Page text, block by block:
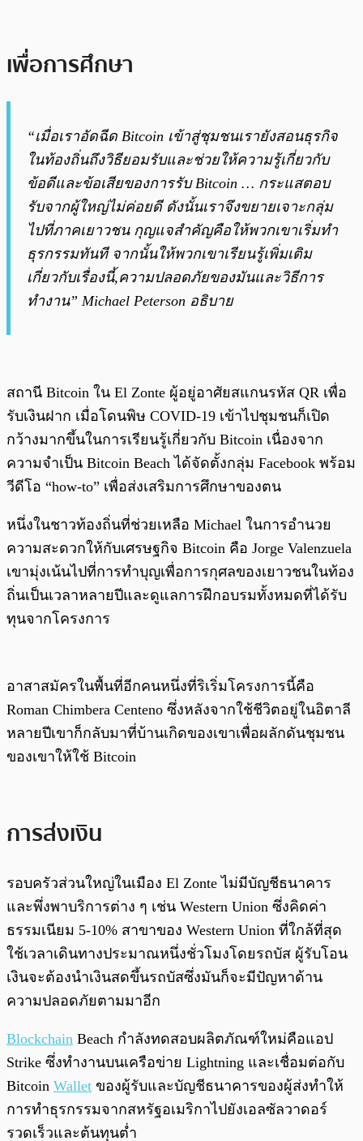
เพื่อการศึกษา
“เมื่อเราอัดฉีด Bitcoin เข้าสู่ชุมชนเรายังสอนธุรกิจ
ในท้องถิ่นถึงวิธียอมรับและช่วยให้ความรู้เกี่ยวกับ
ข้อดีและข้อเสียของการรับ Bitcoin … กระแสตอบ
รับจากผู้ใหญ่ไม่ค่อยดี ดังนั้นเราจึงขยายเจาะกลุ่ม
ไปที่ภาคเยาวชน กุญแจสำคัญคือให้พวกเขาเริ่มทำ
ธุรกรรมทันที จากนั้นให้พวกเขาเรียนรู้เพิ่มเติม
เกี่ยวกับเรื่องนี้,ความปลอดภัยของมันและวิธีการ
ทำงาน” Michael Peterson อธิบาย
สถานี Bitcoin ใน El Zonte ผู้อยู่อาศัยสแกนรหัส QR เพื่อ
รับเงินฝาก เมื่อโดนพิษ COVID-19 เข้าไปชุมชนก็เปิด
กว้างมากขึ้นในการเรียนรู้เกี่ยวกับ Bitcoin เนื่องจาก
ความจำเป็น Bitcoin Beach ได้จัดตั้งกลุ่ม Facebook พร้อม
วีดีโอ “how-to” เพื่อส่งเสริมการศึกษาของตน
หนึ่งในชาวท้องถิ่นที่ช่วยเหลือ Michael ในการอำนวย
ความสะดวกให้กับเศรษฐกิจ Bitcoin คือ Jorge Valenzuela
เขามุ่งเน้นไปที่การทำบุญเพื่อการกุศลของเยาวชนในท้อง
ถิ่นเป็นเวลาหลายปีและดูแลการฝึกอบรมทั้งหมดที่ได้รับ
ทุนจากโครงการ
อาสาสมัครในพื้นที่อีกคนหนึ่งที่ริเริ่มโครงการนี้คือ
Roman Chimbera Centeno ซึ่งหลังจากใช้ชีวิตอยู่ในอิตาลี
หลายปีเขาก็กลับมาที่บ้านเกิดของเขาเพื่อผลักดันชุมชน
ของเขาให้ใช้ Bitcoin
การส่งเงิน
รอบครัวส่วนใหญ่ในเมือง El Zonte ไม่มีบัญชีธนาคาร
และพึ่งพาบริการต่าง ๆ เช่น Western Union ซึ่งคิดค่า
ธรรมเนียม 5-10% สาขาของ Western Union ที่ใกล้ที่สุด
ใช้เวลาเดินทางประมาณหนึ่งชั่วโมงโดยรถบัส ผู้รับโอน
เงินจะต้องนำเงินสดขึ้นรถบัสซึ่งมันก็จะมีปัญหาด้าน
ความปลอดภัยตามมาอีก
Blockchain Beach กำลังทดสอบผลิตภัณฑ์ใหม่คือแอป
Strike ซึ่งทำงานบนเครือข่าย Lightning และเชื่อมต่อกับ
Bitcoin Wallet ของผู้รับและบัญชีธนาคารของผู้ส่งทำให้
การทำธุรกรรมจากสหรัฐอเมริกาไปยังเอลซัลวาดอร์
รวดเร็วและต้นทุนต่ำ